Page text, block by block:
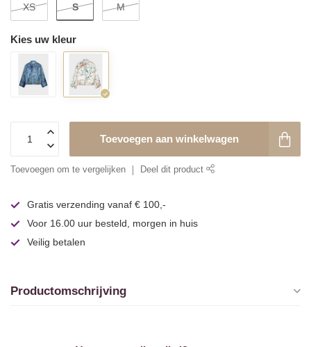
XS S M
Kies uw kleur
Toevoegen aan winkelwagen
Toevoegen om te vergelijken Deel dit product
Gratis verzending vanaf € 100,-
Voor 16.00 uur besteld, morgen in huis
Veilig betalen
Productomschrijving